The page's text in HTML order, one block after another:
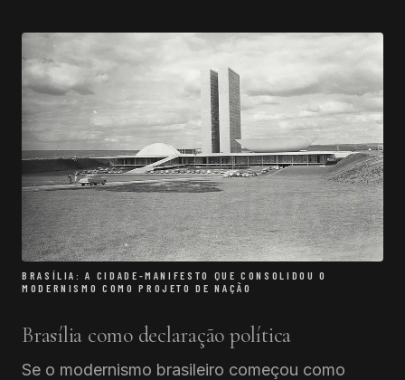
BRASÍLIA: A CIDADE-MANIFESTO QUE CONSOLIDOU O
MODERNISMO COMO PROJETO DE NAÇÃO
Brasília como declaração política
Se o modernismo brasileiro começou como